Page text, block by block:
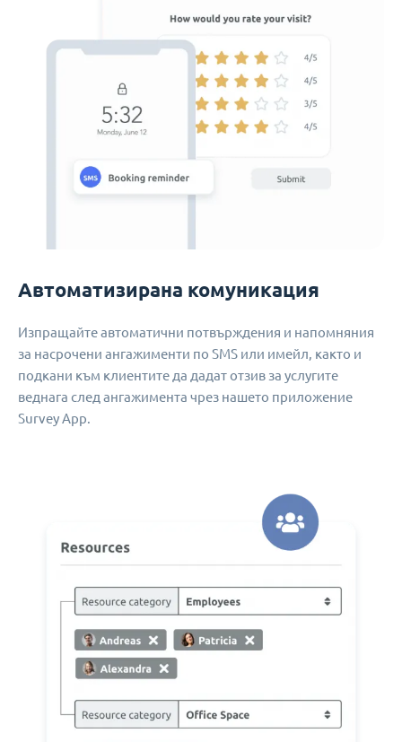
Автоматизирана комуникация
Изпращайте автоматични потвърждения и напомняния
за насрочени ангажименти по SMS или имейл, както и
подкани към клиентите да дадат отзив за услугите
веднага след ангажимента чрез нашето приложение
Survey App.